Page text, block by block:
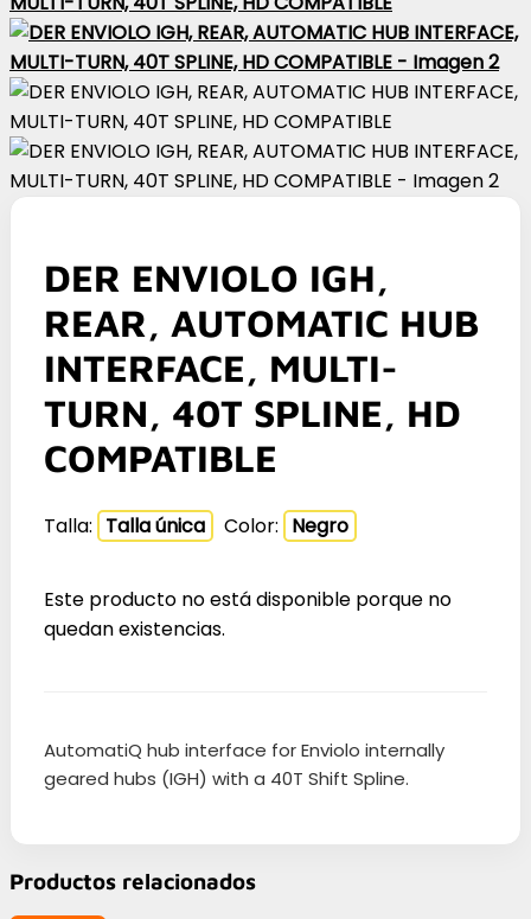
DER ENVIOLO IGH,
REAR, AUTOMATIC HUB
INTERFACE, MULTI-
TURN, 40T SPLINE, HD
COMPATIBLE
Talla: Talla única Color: Negro
Este producto no está disponible porque no
quedan existencias.
AutomatiQ hub interface for Enviolo internally
geared hubs (IGH) with a 40T Shift Spline.
Productos relacionados